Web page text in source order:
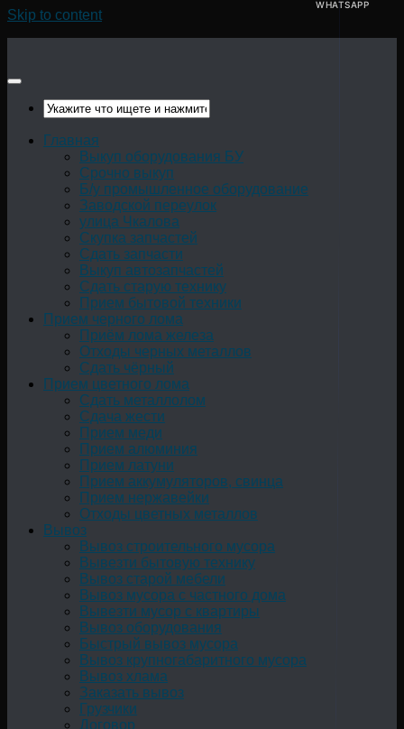
Skip to content
Главная
Выкуп оборудования БУ
Срочно выкуп
Б/у промышленное оборудование
Заводской переулок
улица Чкалова
Скупка запчастей
Сдать запчасти
Выкуп автозапчастей
Сдать старую технику
Прием бытовой техники
Прием черного лома
Приём лома железа
Отходы черных металлов
Сдать чёрный
Прием цветного лома
Сдать металлолом
Сдача жести
Прием меди
Прием алюминия
Прием латуни
Прием аккумуляторов, свинца
Прием нержавейки
Отходы цветных металлов
Вывоз
Вывоз строительного мусора
Вывезти бытовую технику
Вывоз старой мебели
Вывоз мусора с частного дома
Вывезти мусор с квартиры
Вывоз оборудования
Быстрый вывоз мусора
Вывоз крупногабаритного мусора
Вывоз хлама
Заказать вывоз
Грузчики
Договор
WHATSAPP